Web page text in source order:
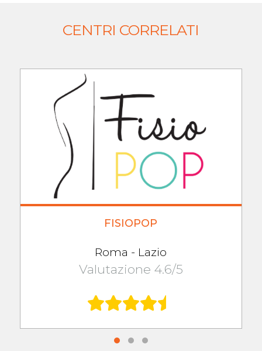
CENTRI CORRELATI
FISIOPOP
Roma - Lazio
Valutazione 4.6/5